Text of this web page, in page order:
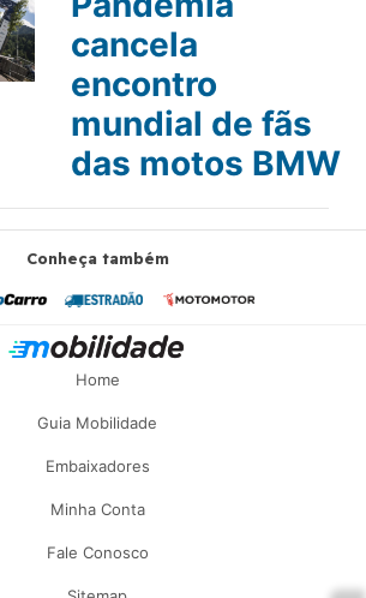
cancela
encontro
mundial de fãs
das motos BMW
Conheça também
Home
Guia Mobilidade
Embaixadores
Minha Conta
Fale Conosco